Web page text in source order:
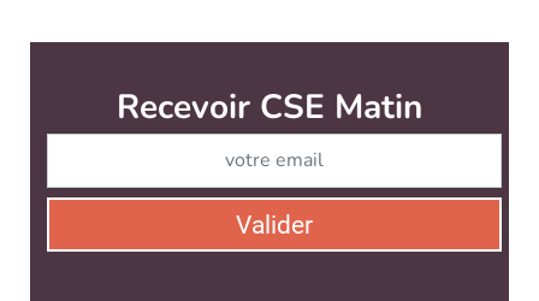
Recevoir CSE Matin
Valider